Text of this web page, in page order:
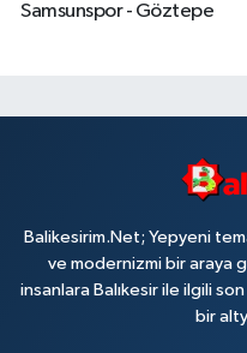
Samsunspor - Göztepe
Balikesirim.Net; Yepyeni
ve modernizmi bir araya
insanlara Balıkesir ile ilgili
bir